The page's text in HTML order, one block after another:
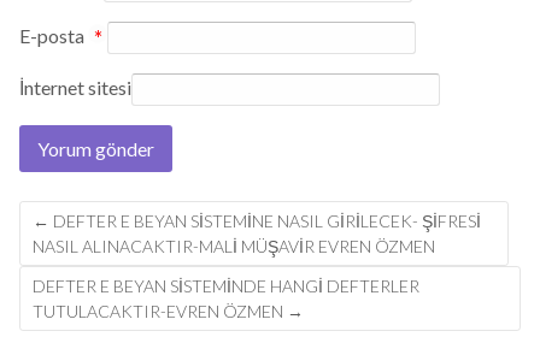
E-posta *
İnternet sitesi
Post
navigation
← DEFTER E BEYAN SİSTEMİNE NASIL GİRİLECEK- ŞİFRESİ
NASIL ALINACAKTIR-MALİ MÜŞAVİR EVREN ÖZMEN
DEFTER E BEYAN SISTEMINDE HANGI DEFTERLER
TUTULACAKTIR-EVREN ÖZMEN →